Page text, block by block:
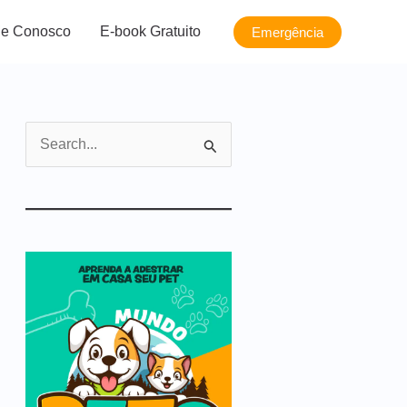
Conosco E-book Gratuito Emergência
s
s